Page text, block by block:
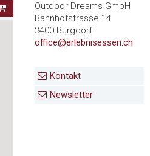
Outdoor Dreams GmbH
Bahnhofstrasse 14
3400 Burgdorf
office@erlebnisessen.ch
Kontakt
Newsletter